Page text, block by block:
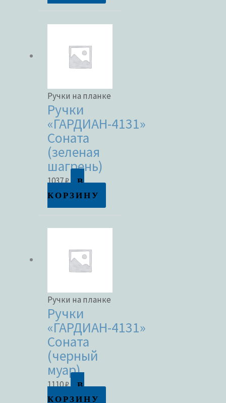
Ручки на планке
Ручки
«ГАРДИАН-4131»
Соната
(зеленая
шагрень)
1037₽
В
КОРЗИНУ
Ручки на планке
Ручки
«ГАРДИАН-4131»
Соната
(черный
муар)
1110₽
В
КОРЗИНУ